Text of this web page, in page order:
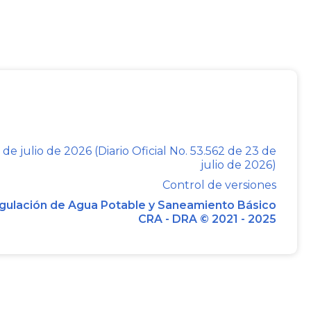
ciudad y Territorio podrá otorgar el
del servicio público domiciliario de
organizadas constituidas como
encargadas de gestionar y desarrollar
julio de 2026 (Diario Oficial No. 53.562 de 23 de
julio de 2026)
Control de versiones
de Agua Potable y Saneamiento Básico
CRA - DRA © 2021 - 2025